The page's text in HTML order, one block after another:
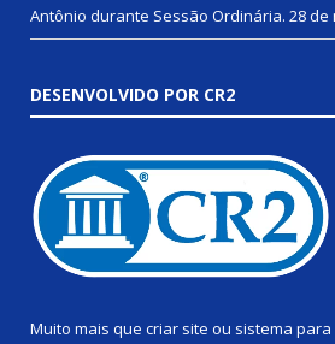
Antônio durante Sessão Ordinária. 28 de
DESENVOLVIDO POR CR2
Muito mais que criar site ou sistema